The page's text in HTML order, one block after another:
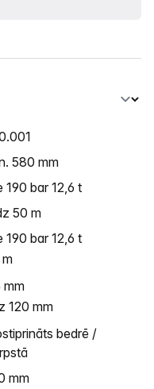
580 mm
190 bar 12,6 t
50 m
190 bar 12,6 t
mm
120 mm
mm